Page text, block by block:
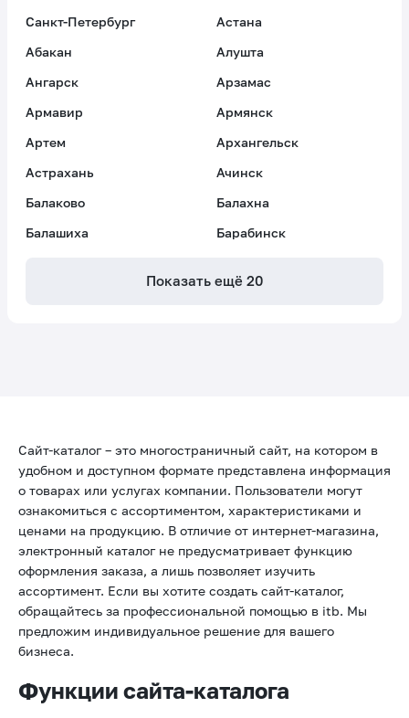
Санкт-Петербург
Астана
Абакан
Алушта
Ангарск
Арзамас
Армавир
Армянск
Артем
Архангельск
Астрахань
Ачинск
Балаково
Балахна
Балашиха
Барабинск
Показать ещё 20
Сайт-каталог – это многостраничный сайт, на котором в
удобном и доступном формате представлена информация
о товарах или услугах компании. Пользователи могут
ознакомиться с ассортиментом, характеристиками и
ценами на продукцию. В отличие от интернет-магазина,
электронный каталог не предусматривает функцию
оформления заказа, а лишь позволяет изучить
ассортимент. Если вы хотите создать сайт-каталог,
обращайтесь за профессиональной помощью в itb. Мы
предложим индивидуальное решение для вашего
бизнеса.
Функции сайта-каталога